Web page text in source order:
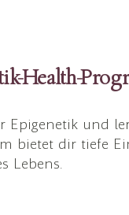
Health-
Epigenetik und
bietet dir tiefe
Lebens.